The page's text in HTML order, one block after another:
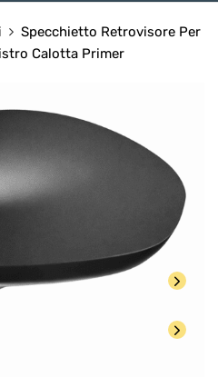
Specchietto Retrovisore Per
Calotta Primer